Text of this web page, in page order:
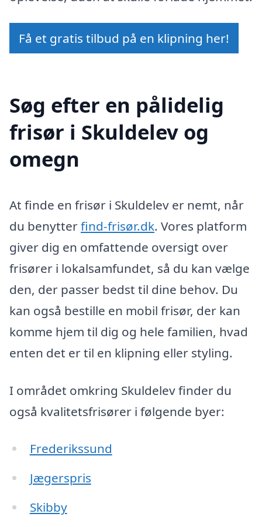
Få et gratis tilbud på en klipning her!
Søg efter en pålidelig
frisør i Skuldelev og
omegn
At finde en frisør i Skuldelev er nemt, når
du benytterfind-frisør.dk. Vores platform
giver dig en omfattende oversigt over
frisører i lokalsamfundet, så du kan vælge
den, der passer bedst til dine behov. Du
kan også bestille en mobil frisør, der kan
komme hjem til dig og hele familien, hvad
enten det er til en klipning eller styling.
I området omkring Skuldelev finder du
også kvalitetsfrisører i følgende byer:
Frederikssund
Jægerspris
Skibby